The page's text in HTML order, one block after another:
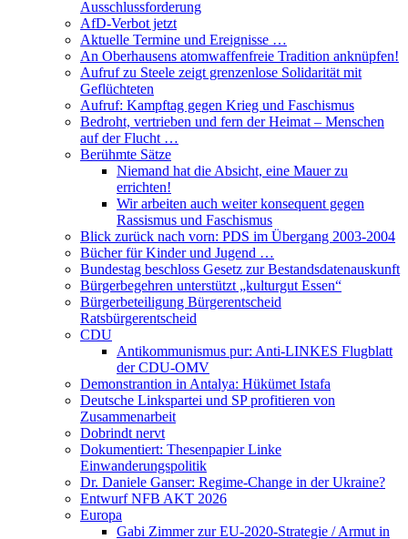
Ausschlussforderung
AfD-Verbot jetzt
Aktuelle Termine und Ereignisse …
An Oberhausens atomwaffenfreie Tradition anknüpfen!
Aufruf zu Steele zeigt grenzenlose Solidarität mit
Geflüchteten
Aufruf: Kampftag gegen Krieg und Faschismus
Bedroht, vertrieben und fern der Heimat – Menschen
auf der Flucht …
Berühmte Sätze
Niemand hat die Absicht, eine Mauer zu
errichten!
Wir arbeiten auch weiter konsequent gegen
Rassismus und Faschismus
Blick zurück nach vorn: PDS im Übergang 2003-2004
Bücher für Kinder und Jugend …
Bundestag beschloss Gesetz zur Bestandsdatenauskunft
Bürgerbegehren unterstützt „kulturgut Essen“
Bürgerbeteiligung Bürgerentscheid
Ratsbürgerentscheid
CDU
Antikommunismus pur: Anti-LINKES Flugblatt
der CDU-OMV
Demonstrantion in Antalya: Hükümet Istafa
Deutsche Linkspartei und SP profitieren von
Zusammenarbeit
Dobrindt nervt
Dokumentiert: Thesenpapier Linke
Einwanderungspolitik
Dr. Daniele Ganser: Regime-Change in der Ukraine?
Entwurf NFB AKT 2026
Europa
Gabi Zimmer zur EU-2020-Strategie / Armut in